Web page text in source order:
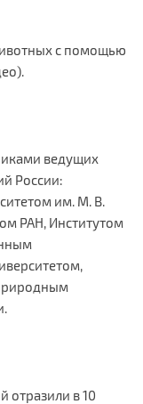
с помощью
ведущих
России:
им. М. В.
РАН, Институтом
отразили в 10